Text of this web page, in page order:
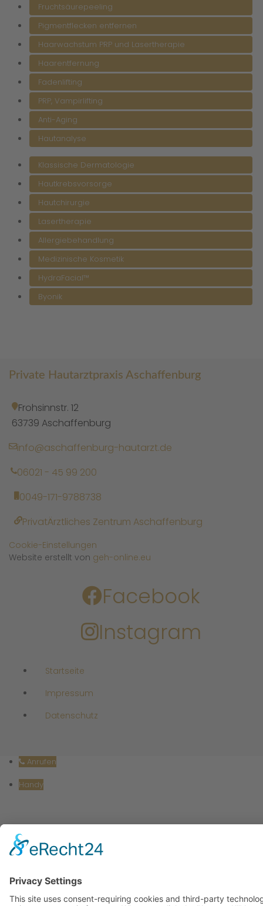
Fruchtsäurepeeling
Pigmentflecken entfernen
Haarwachstum PRP und Lasertherapie
Haarentfernung
Fadenlifting
PRP, Vampirlifting
Anti-Aging
Hautanalyse
Klassische Dermatologie
Hautkrebsvorsorge
Hautchirurgie
Lasertherapie
Allergiebehandlung
Medizinische Kosmetik
HydraFacial™
Byonik
Private Hautarztpraxis Aschaffenburg
Frohsinnstr. 12
63739 Aschaffenburg
info@aschaffenburg-hautarzt.de
06021 - 45 99 200
0049-171-9788738
PrivatÄrztliches Zentrum Aschaffenburg
Cookie-Einstellungen
Website erstellt von geh-online.eu
Facebook
Instagram
Startseite
Impressum
Datenschutz
Anrufen
Handy